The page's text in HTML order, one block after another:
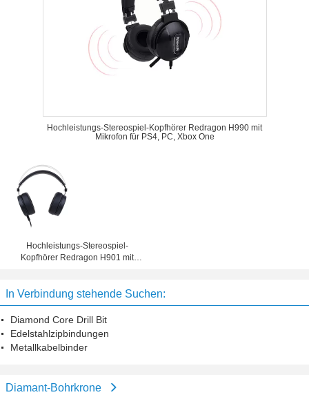
Hochleistungs-Stereospiel-Kopfhörer Redragon H990 mit
Mikrofon für PS4, PC, Xbox One
Hochleistungs-Stereospiel-
Kopfhörer Redragon H901 mit
In Verbindung stehende Suchen:
Diamond Core Drill Bit
Edelstahlzipbindungen
Metallkabelbinder
Diamant-Bohrkrone